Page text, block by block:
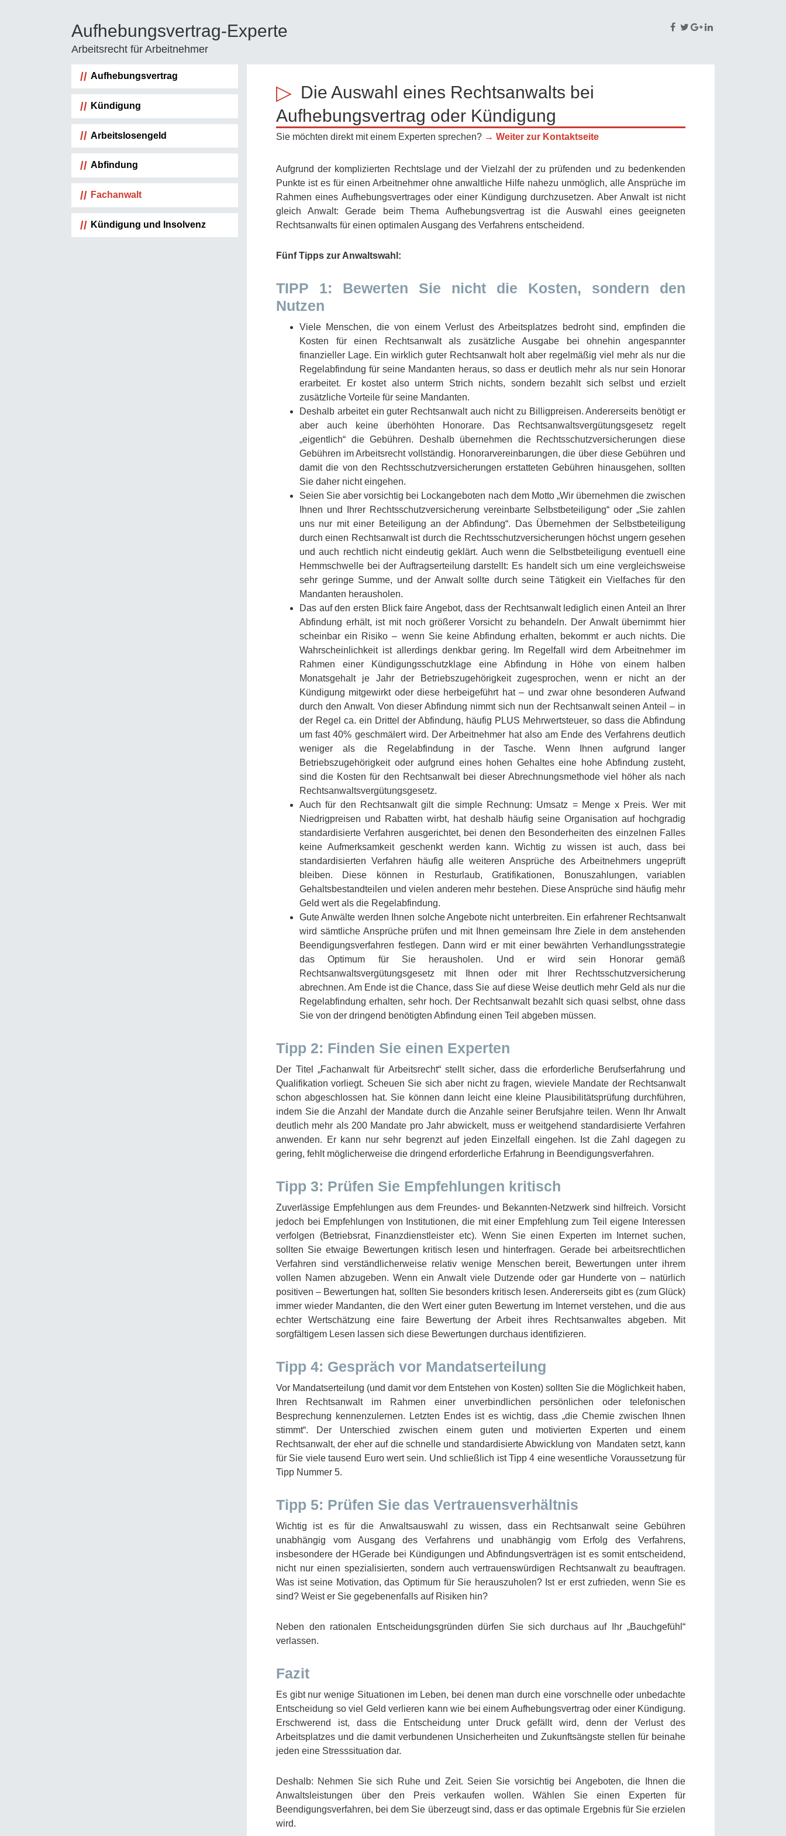
Aufhebungsvertrag-Experte
Arbeitsrecht für Arbeitnehmer
Die Auswahl eines Rechtsanwalts bei
Aufhebungsvertrag oder Kündigung
Sie möchten direkt mit einem Experten sprechen? → Weiter zur Kontaktseite
Aufgrund der komplizierten Rechtslage und der Vielzahl der zu prüfenden und zu bedenkenden
Punkte ist es für einen Arbeitnehmer ohne anwaltliche Hilfe nahezu unmöglich, alle Ansprüche im
Rahmen eines Aufhebungsvertrages oder einer Kündigung durchzusetzen. Aber Anwalt ist nicht
gleich Anwalt: Gerade beim Thema Aufhebungsvertrag ist die Auswahl eines geeigneten
Rechtsanwalts für einen optimalen Ausgang des Verfahrens entscheidend.
Fünf Tipps zur Anwaltswahl:
TIPP 1: Bewerten Sie nicht die Kosten, sondern den
Nutzen
Viele Menschen, die von einem Verlust des Arbeitsplatzes bedroht sind, empfinden die
Kosten für einen Rechtsanwalt als zusätzliche Ausgabe bei ohnehin angespannter
finanzieller Lage. Ein wirklich guter Rechtsanwalt holt aber regelmäßig viel mehr als nur die
Regelabfindung für seine Mandanten heraus, so dass er deutlich mehr als nur sein Honorar
erarbeitet. Er kostet also unterm Strich nichts, sondern bezahlt sich selbst und erzielt
zusätzliche Vorteile für seine Mandanten.
Deshalb arbeitet ein guter Rechtsanwalt auch nicht zu Billigpreisen. Andererseits benötigt er
aber auch keine überhöhten Honorare. Das Rechtsanwaltsvergütungsgesetz regelt
„eigentlich“ die Gebühren. Deshalb übernehmen die Rechtsschutzversicherungen diese
Gebühren im Arbeitsrecht vollständig. Honorarvereinbarungen, die über diese Gebühren und
damit die von den Rechtsschutzversicherungen erstatteten Gebühren hinausgehen, sollten
Sie daher nicht eingehen.
Seien Sie aber vorsichtig bei Lockangeboten nach dem Motto „Wir übernehmen die zwischen
Ihnen und Ihrer Rechtsschutzversicherung vereinbarte Selbstbeteiligung“ oder „Sie zahlen
uns nur mit einer Beteiligung an der Abfindung“. Das Übernehmen der Selbstbeteiligung
durch einen Rechtsanwalt ist durch die Rechtsschutzversicherungen höchst ungern gesehen
und auch rechtlich nicht eindeutig geklärt. Auch wenn die Selbstbeteiligung eventuell eine
Hemmschwelle bei der Auftragserteilung darstellt: Es handelt sich um eine vergleichsweise
sehr geringe Summe, und der Anwalt sollte durch seine Tätigkeit ein Vielfaches für den
Mandanten herausholen.
Das auf den ersten Blick faire Angebot, dass der Rechtsanwalt lediglich einen Anteil an Ihrer
Abfindung erhält, ist mit noch größerer Vorsicht zu behandeln. Der Anwalt übernimmt hier
scheinbar ein Risiko – wenn Sie keine Abfindung erhalten, bekommt er auch nichts. Die
Wahrscheinlichkeit ist allerdings denkbar gering. Im Regelfall wird dem Arbeitnehmer im
Rahmen einer Kündigungsschutzklage eine Abfindung in Höhe von einem halben
Monatsgehalt je Jahr der Betriebszugehörigkeit zugesprochen, wenn er nicht an der
Kündigung mitgewirkt oder diese herbeigeführt hat – und zwar ohne besonderen Aufwand
durch den Anwalt. Von dieser Abfindung nimmt sich nun der Rechtsanwalt seinen Anteil – in
der Regel ca. ein Drittel der Abfindung, häufig PLUS Mehrwertsteuer, so dass die Abfindung
um fast 40% geschmälert wird. Der Arbeitnehmer hat also am Ende des Verfahrens deutlich
weniger als die Regelabfindung in der Tasche. Wenn Ihnen aufgrund langer
Betriebszugehörigkeit oder aufgrund eines hohen Gehaltes eine hohe Abfindung zusteht,
sind die Kosten für den Rechtsanwalt bei dieser Abrechnungsmethode viel höher als nach
Rechtsanwaltsvergütungsgesetz.
Auch für den Rechtsanwalt gilt die simple Rechnung: Umsatz = Menge x Preis. Wer mit
Niedrigpreisen und Rabatten wirbt, hat deshalb häufig seine Organisation auf hochgradig
standardisierte Verfahren ausgerichtet, bei denen den Besonderheiten des einzelnen Falles
keine Aufmerksamkeit geschenkt werden kann. Wichtig zu wissen ist auch, dass bei
standardisierten Verfahren häufig alle weiteren Ansprüche des Arbeitnehmers ungeprüft
bleiben. Diese können in Resturlaub, Gratifikationen, Bonuszahlungen, variablen
Gehaltsbestandteilen und vielen anderen mehr bestehen. Diese Ansprüche sind häufig mehr
Geld wert als die Regelabfindung.
Gute Anwälte werden Ihnen solche Angebote nicht unterbreiten. Ein erfahrener Rechtsanwalt
wird sämtliche Ansprüche prüfen und mit Ihnen gemeinsam Ihre Ziele in dem anstehenden
Beendigungsverfahren festlegen. Dann wird er mit einer bewährten Verhandlungsstrategie
das Optimum für Sie herausholen. Und er wird sein Honorar gemäß
Rechtsanwaltsvergütungsgesetz mit Ihnen oder mit Ihrer Rechtsschutzversicherung
abrechnen. Am Ende ist die Chance, dass Sie auf diese Weise deutlich mehr Geld als nur die
Regelabfindung erhalten, sehr hoch. Der Rechtsanwalt bezahlt sich quasi selbst, ohne dass
Sie von der dringend benötigten Abfindung einen Teil abgeben müssen.
Tipp 2: Finden Sie einen Experten
Der Titel „Fachanwalt für Arbeitsrecht“ stellt sicher, dass die erforderliche Berufserfahrung und
Qualifikation vorliegt. Scheuen Sie sich aber nicht zu fragen, wieviele Mandate der Rechtsanwalt
schon abgeschlossen hat. Sie können dann leicht eine kleine Plausibilitätsprüfung durchführen,
indem Sie die Anzahl der Mandate durch die Anzahle seiner Berufsjahre teilen. Wenn Ihr Anwalt
deutlich mehr als 200 Mandate pro Jahr abwickelt, muss er weitgehend standardisierte Verfahren
anwenden. Er kann nur sehr begrenzt auf jeden Einzelfall eingehen. Ist die Zahl dagegen zu
gering, fehlt möglicherweise die dringend erforderliche Erfahrung in Beendigungsverfahren.
Tipp 3: Prüfen Sie Empfehlungen kritisch
Zuverlässige Empfehlungen aus dem Freundes- und Bekannten-Netzwerk sind hilfreich. Vorsicht
jedoch bei Empfehlungen von Institutionen, die mit einer Empfehlung zum Teil eigene Interessen
verfolgen (Betriebsrat, Finanzdienstleister etc). Wenn Sie einen Experten im Internet suchen,
sollten Sie etwaige Bewertungen kritisch lesen und hinterfragen. Gerade bei arbeitsrechtlichen
Verfahren sind verständlicherweise relativ wenige Menschen bereit, Bewertungen unter ihrem
vollen Namen abzugeben. Wenn ein Anwalt viele Dutzende oder gar Hunderte von – natürlich
positiven – Bewertungen hat, sollten Sie besonders kritisch lesen. Andererseits gibt es (zum Glück)
immer wieder Mandanten, die den Wert einer guten Bewertung im Internet verstehen, und die aus
echter Wertschätzung eine faire Bewertung der Arbeit ihres Rechtsanwaltes abgeben. Mit
sorgfältigem Lesen lassen sich diese Bewertungen durchaus identifizieren.
Tipp 4: Gespräch vor Mandatserteilung
Vor Mandatserteilung (und damit vor dem Entstehen von Kosten) sollten Sie die Möglichkeit haben,
Ihren Rechtsanwalt im Rahmen einer unverbindlichen persönlichen oder telefonischen
Besprechung kennenzulernen. Letzten Endes ist es wichtig, dass „die Chemie zwischen Ihnen
stimmt“. Der Unterschied zwischen einem guten und motivierten Experten und einem
Rechtsanwalt, der eher auf die schnelle und standardisierte Abwicklung von Mandaten setzt, kann
für Sie viele tausend Euro wert sein. Und schließlich ist Tipp 4 eine wesentliche Voraussetzung für
Tipp Nummer 5.
Tipp 5: Prüfen Sie das Vertrauensverhältnis
Wichtig ist es für die Anwaltsauswahl zu wissen, dass ein Rechtsanwalt seine Gebühren
unabhängig vom Ausgang des Verfahrens und unabhängig vom Erfolg des Verfahrens,
insbesondere der HGerade bei Kündigungen und Abfindungsverträgen ist es somit entscheidend,
nicht nur einen spezialisierten, sondern auch vertrauenswürdigen Rechtsanwalt zu beauftragen.
Was ist seine Motivation, das Optimum für Sie herauszuholen? Ist er erst zufrieden, wenn Sie es
sind? Weist er Sie gegebenenfalls auf Risiken hin?
Neben den rationalen Entscheidungsgründen dürfen Sie sich durchaus auf Ihr „Bauchgefühl“
verlassen.
Fazit
Es gibt nur wenige Situationen im Leben, bei denen man durch eine vorschnelle oder unbedachte
Entscheidung so viel Geld verlieren kann wie bei einem Aufhebungsvertrag oder einer Kündigung.
Erschwerend ist, dass die Entscheidung unter Druck gefällt wird, denn der Verlust des
Arbeitsplatzes und die damit verbundenen Unsicherheiten und Zukunftsängste stellen für beinahe
jeden eine Stresssituation dar.
Deshalb: Nehmen Sie sich Ruhe und Zeit. Seien Sie vorsichtig bei Angeboten, die Ihnen die
Anwaltsleistungen über den Preis verkaufen wollen. Wählen Sie einen Experten für
Beendigungsverfahren, bei dem Sie überzeugt sind, dass er das optimale Ergebnis für Sie erzielen
wird.
Haupt-
Sidebar
Aufhebungsvertrag
Kündigung
Arbeitslosengeld
Abfindung
Fachanwalt
Kündigung und Insolvenz